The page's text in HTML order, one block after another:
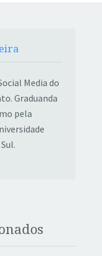
Media do
Graduanda
pela